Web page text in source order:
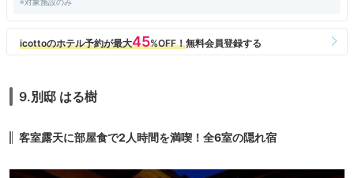
バリアフリーではないこと
この３点がマイナス点となりました
お風呂の温泉はとっても気持ち良かったです。
9.別邸 はる樹
客室露天に部屋食で2人時間を満喫！全6室の隠れ宿